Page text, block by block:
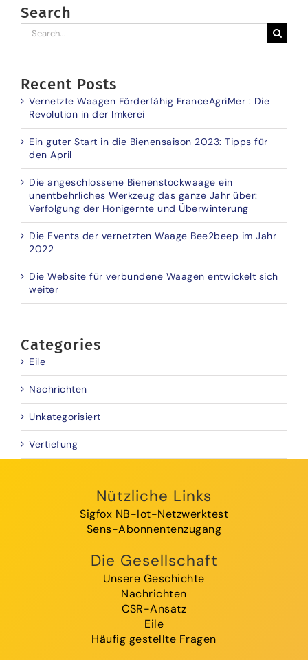
Search
Search
for:
Recent Posts
Vernetzte Waagen Förderfähig FranceAgriMer : Die
Revolution in der Imkerei
Ein guter Start in die Bienensaison 2023: Tipps für
den April
Die angeschlossene Bienenstockwaage ein
unentbehrliches Werkzeug das ganze Jahr über:
Verfolgung der Honigernte und Überwinterung
Die Events der vernetzten Waage Bee2beep im Jahr
2022
Die Website für verbundene Waagen entwickelt sich
weiter
Categories
Eile
Nachrichten
Unkategorisiert
Vertiefung
Nützliche Links
Sigfox NB-Iot-Netzwerktest
Sens-Abonnentenzugang
Die Gesellschaft
Unsere Geschichte
Nachrichten
CSR-Ansatz
Eile
Häufig gestellte Fragen